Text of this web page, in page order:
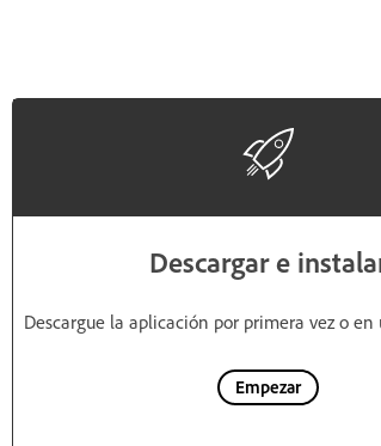
Descargar e
Descargue la aplicación por primera vez o en
Empezar